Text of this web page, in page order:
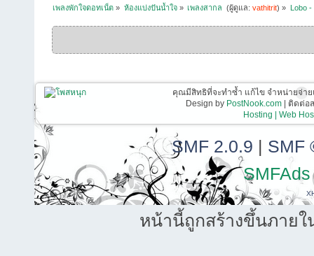
เพลงพักใจดอทเน็ต » ห้องแบ่งปันน้ำใจ» เพลงสากล (ผู้ดูแล:vathitrit) » Lobo
คุณมีสิทธิที่จะทำซ้ำ แก้ไข จำหน่ายจ่า
Design by PostNook.com| ติดต่อส
Hosting | Web
SMF 2.0.9 | SMF
SMFAds
หน้านี้ถูกสร้างขึ้นภายใ